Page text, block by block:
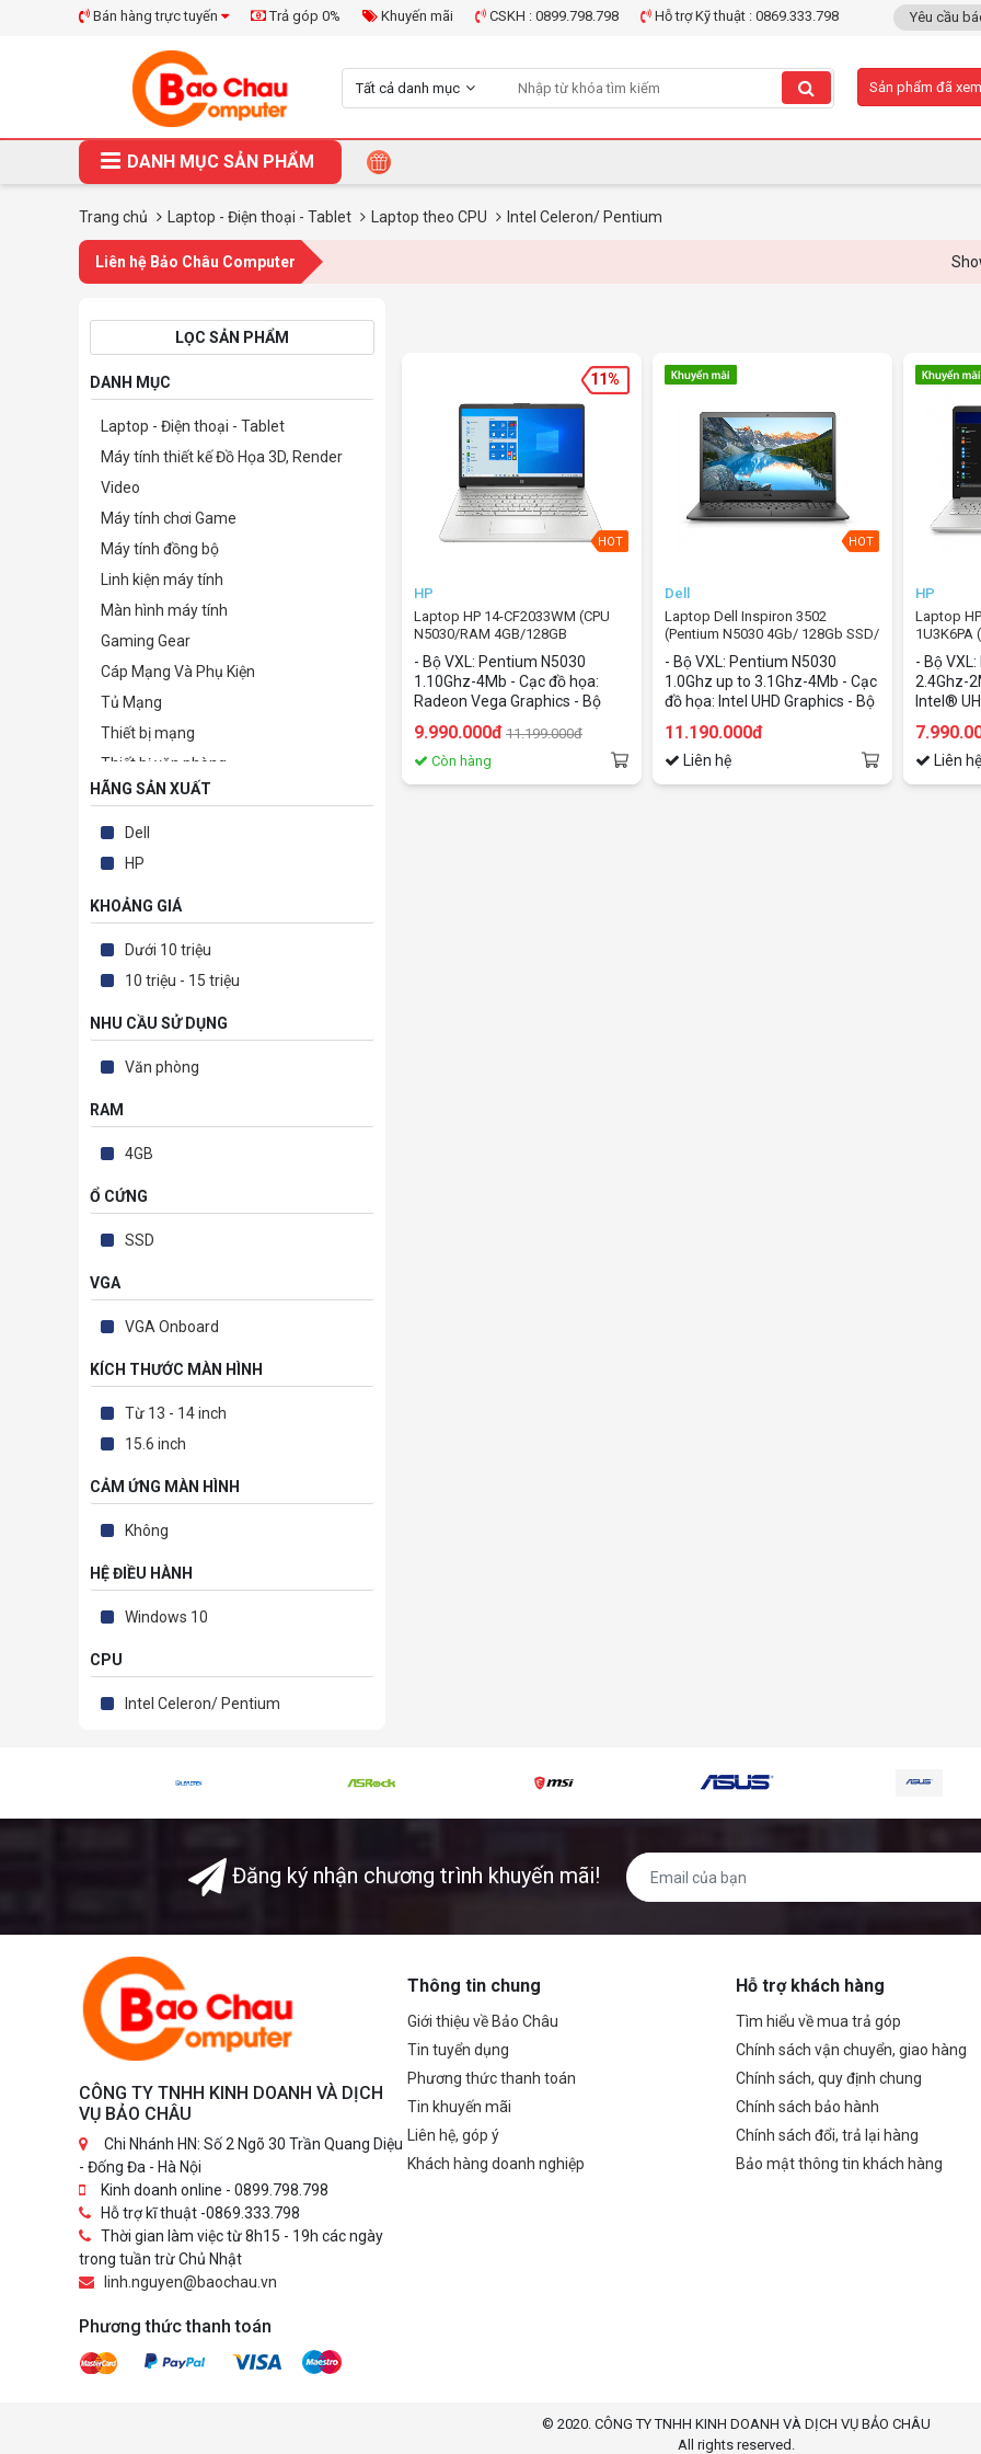
Bán hàng trực tuyến Trả góp 0% Khuyến mãi CSKH : 0899.798.798 Hỗ trợ Kỹ thuật : 0869.333.798 Yêu cầu
Tất cả danh mục Sản phẩm đã xem
DANH MỤC SẢN PHẨM
Trang chủ Laptop - Điện thoại - Tablet Laptop theo CPU Intel Celeron/ Pentium
Liên hệ Bảo Châu Computer
LỌC SẢN PHẨM
DANH MỤC
Laptop - Điện thoại - Tablet
Máy tính thiết kế Đồ Họa 3D, Render
Video
Máy tính chơi Game
Máy tính đồng bộ
Linh kiện máy tính
Màn hình máy tính
Gaming Gear
Cáp Mạng Và Phụ Kiện
Tủ Mạng
Thiết bị mạng
Thiết bị văn phòng
Camera giám sát & Phụ kiện
Phần mềm bản quyền
TB lưu trữ-bảo mật-kỹ thuật số
Điện tử - Điện lạnh
Phụ kiện
Thiết Bị Sức Khỏe
HÃNG SẢN XUẤT
Dell
HP
KHOẢNG GIÁ
Dưới 10 triệu
10 triệu - 15 triệu
NHU CẦU SỬ DỤNG
Văn phòng
RAM
4GB
Ổ CỨNG
SSD
VGA
VGA Onboard
KÍCH THƯỚC MÀN HÌNH
Từ 13 - 14 inch
15.6 inch
CẢM ỨNG MÀN HÌNH
Không
HỆ ĐIỀU HÀNH
Windows 10
CPU
Intel Celeron/ Pentium
HOT
HP
Laptop HP 14-CF2033WM (CPU
N5030/RAM 4GB/128GB
- Bộ VXL: Pentium N5030
1.10Ghz-4Mb - Cạc đồ họa:
Radeon Vega Graphics - Bộ
PCIe NVMe (M.2 2280) - Màn
hình: 14.0Inch - Hệ điều hành:
9.990.000đ 11.199.000đ
11%
Còn hàng
HOT
Dell
Laptop Dell Inspiron 3502
(Pentium N5030 4Gb/ 128Gb SSD/
- Bộ VXL: Pentium N5030
1.0Ghz up to 3.1Ghz-4Mb - Cạc
đồ họa: Intel UHD Graphics - Bộ
quang: 128Gb SSD (One 2.5-
inch hard-drive and one M.2
11.190.000đ
Liên hệ
HP
Laptop
1U3K6PA
inch/VGA
- Bộ
2.4Ghz-
Intel®
GB
MànLiên hệ
Đăng ký nhận chương trình khuyến mãi!
CÔNG TY TNHH KINH DOANH VÀ DỊCH
VỤ BẢO CHÂU
Chi Nhánh HN: Số 2 Ngõ 30 Trần Quang Diệu
- Đống Đa - Hà Nội
Kinh doanh online - 0899.798.798
Hỗ trợ kĩ thuật -0869.333.798
Thời gian làm việc từ 8h15 - 19h các ngày
trong tuần trừ Chủ Nhật
linh.nguyen@baochau.vn
Phương thức thanh toán
Thông tin chung
Giới thiệu về Bảo Châu
Tin tuyển dụng
Phương thức thanh toán
Tin khuyến mãi
Liên hệ, góp ý
Khách hàng doanh nghiệp
Hỗ trợ khách hàng
Tìm hiểu về mua trả góp
Chính sách vận chuyển, giao hàng
Chính sách, quy định chung
Chính sách bảo hành
Chính sách đổi, trả lại hàng
Bảo mật thông tin khách hàng
© 2020. CÔNG TY TNHH KINH DOANH VÀ DỊCH VỤ BẢO CHÂU
All rights reserved.